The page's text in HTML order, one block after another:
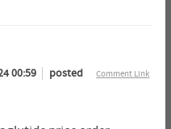
Comment Link
00:59
posted